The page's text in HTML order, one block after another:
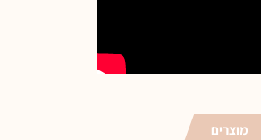
מוצרים